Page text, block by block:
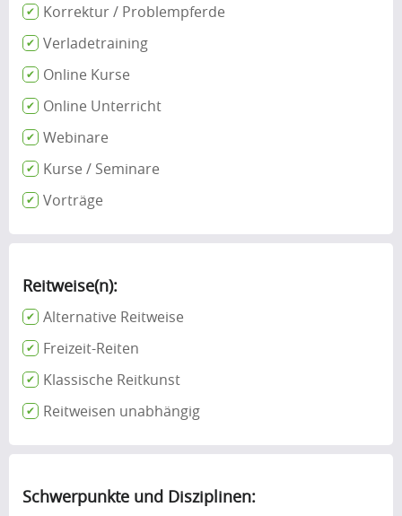
Korrektur / Problempferde
Verladetraining
Online Kurse
Online Unterricht
Webinare
Kurse / Seminare
Vorträge
Reitweise(n):
Alternative Reitweise
Freizeit-Reiten
Klassische Reitkunst
Reitweisen unabhängig
Schwerpunkte und Disziplinen: